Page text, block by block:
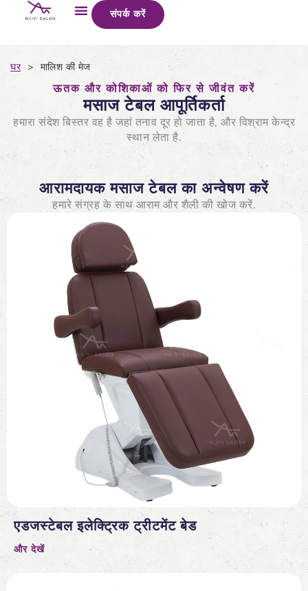
संपर्क करें
घर > मालिश की मेज
ऊतक और कोशिकाओं को फिर से जीवंत करें
मसाज टेबल आपूर्तिकर्ता
हमारा संदेश बिस्तर वह है जहां तनाव दूर हो जाता है, और विश्राम केन्द्र
स्थान लेता है.
आरामदायक मसाज टेबल का अन्वेषण करें
हमारे संग्रह के साथ आराम और शैली की खोज करें.
एडजस्टेबल इलेक्ट्रिक ट्रीटमेंट बेड
और देखें